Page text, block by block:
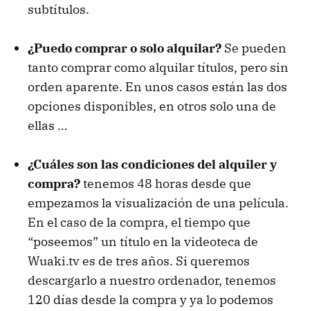
subtítulos.
¿Puedo comprar o solo alquilar? Se pueden
tanto comprar como alquilar títulos, pero sin
orden aparente. En unos casos están las dos
opciones disponibles, en otros solo una de
ellas …
¿Cuáles son las condiciones del alquiler y
compra?tenemos 48 horas desde que
empezamos la visualización de una película.
En el caso de la compra, el tiempo que
“poseemos” un título en la videoteca de
Wuaki.tv es de tres años. Si queremos
descargarlo a nuestro ordenador, tenemos
120 días desde la compra y ya lo podemos